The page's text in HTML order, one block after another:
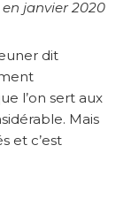
en janvier 2020
dit
l’on sert aux
Mais
et c’est